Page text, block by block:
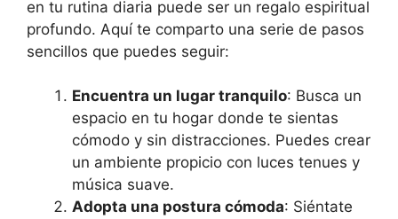
en tu rutina diaria puede ser un regalo espiritual
profundo. Aquí te comparto una serie de pasos
sencillos que puedes seguir:
Encuentra un lugar tranquilo: Busca un
espacio en tu hogar donde te sientas
cómodo y sin distracciones. Puedes crear
un ambiente propicio con luces tenues y
música suave.
Adopta una postura cómoda: Siéntate